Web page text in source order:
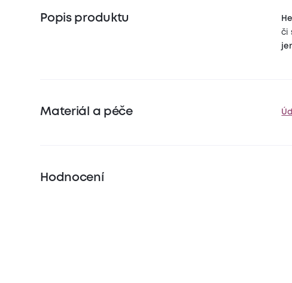
Popis produktu
či
Materiál a péče
Hodnocení